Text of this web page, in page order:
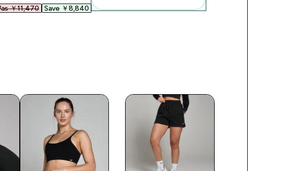
￥11,470‎ Save ￥8,840‎